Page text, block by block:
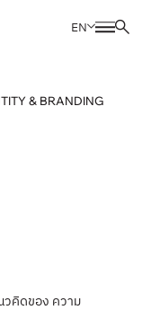
EN
& BRANDING
วคิดของ ความ